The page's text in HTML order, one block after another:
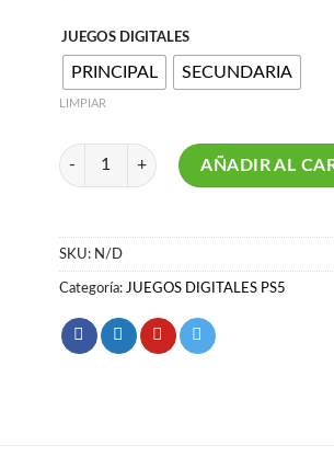
JUEGOS DIGITALES
PRINCIPAL SECUNDARIA
LIMPIAR
WORLD OF FINAL FANTASY PS5
AÑADIR AL
SKU: N/D
Categoría: JUEGOS DIGITALES PS5